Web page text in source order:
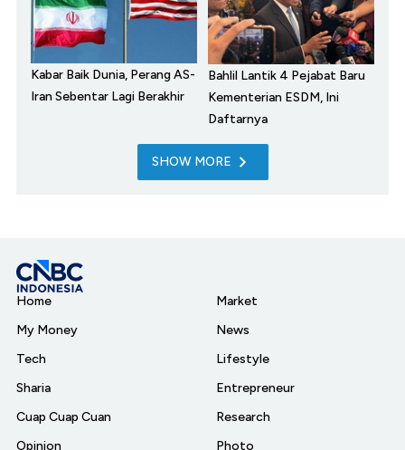
Kabar Baik Dunia, Perang AS-
Iran Sebentar Lagi Berakhir
Bahlil Lantik 4 Pejabat Baru
Kementerian ESDM, Ini
Daftarnya
SHOW MORE
Home
My Money
Tech
Sharia
Cuap Cuap Cuan
Opinion
Market
News
Lifestyle
Entrepreneur
Research
Photo